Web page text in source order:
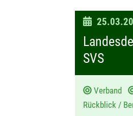
D
t
u
m
:
SVS
Verband
Rückblick /